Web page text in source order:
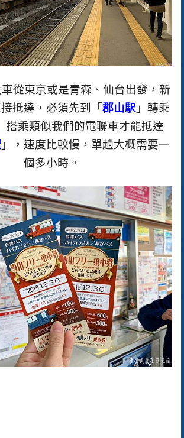
從東京或是青森、仙台出發，新
抵達，必須先到「 郡山駅 」轉乘
搭乘類似我們的電聯車才能抵達
」，速度比較慢，單趟大概需要一
個多小時。